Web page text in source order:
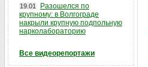
19.01
Разошелся по
крупному: в Волгограде
накрыли крупную подпольную
нарколабораторию
Все видеорепортажи